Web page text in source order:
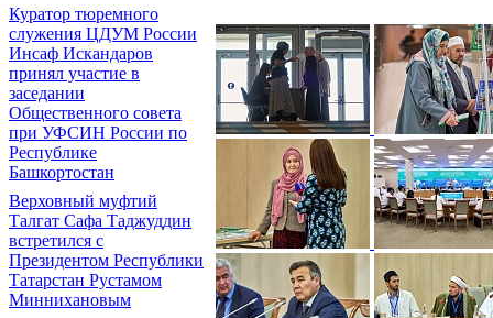
Куратор тюремного
служения ЦДУМ России
Инсаф Искандаров
принял участие в
заседании
Общественного совета
при УФСИН России по
Республике
Башкортостан
Верховный муфтий
Талгат Сафа Таджуддин
встретился с
Президентом Республики
Татарстан Рустамом
Миннихановым